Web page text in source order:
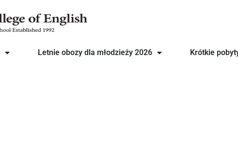
Letnie obozy dla młodzieży 2026 Krótkie